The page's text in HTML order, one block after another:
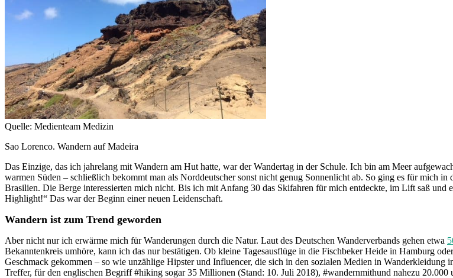
Quelle: Medienteam Medizin
Sao Lorenco. Wandern auf Madeira
Das Einzige, das ich jahrelang mit Wandern am Hut hatte, war der Wandertag in der Schule. Ich bin am Meer
warmen Süden – schließlich bekommt man als Norddeutscher sonst nicht genug Sonnenlicht ab. So ging es für mich
Brasilien. Die Berge interessierten mich nicht. Bis ich mit Anfang 30 das Skifahren für mich entdeckte, im Lift saß
Highlight!“ Das war der Beginn einer neuen Leidenschaft.
Wandern ist zum Trend geworden
Aber nicht nur ich erwärme mich für Wanderungen durch die Natur. Laut des Deutschen Wanderverbands gehen etwa
Bekanntenkreis umhöre, kann ich das nur bestätigen. Ob kleine Tagesausflüge in die Fischbeker Heide in Hamburg
Geschmack gekommen – so wie unzählige Hipster und Influencer, die sich in den sozialen Medien in
Treffer, für den englischen Begriff #hiking sogar 35 Millionen (Stand: 10. Juli 2018), #wandernmithund nahezu 20.000